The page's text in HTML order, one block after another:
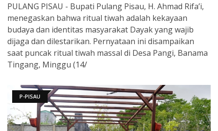
PULANG PISAU - Bupati Pulang Pisau, H. Ahmad Rifa’i,
menegaskan bahwa ritual tiwah adalah kekayaan
budaya dan identitas masyarakat Dayak yang wajib
dijaga dan dilestarikan. Pernyataan ini disampaikan
saat puncak ritual tiwah massal di Desa Pangi, Banama
Tingang, Minggu (14/
P-PISAU